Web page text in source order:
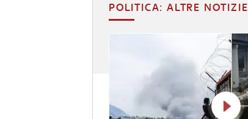
POLITICA: ALTRE NOTIZIE